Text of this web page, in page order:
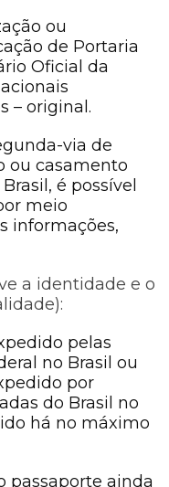
ou
de Portaria
Oficial da
– original.
via de
ou casamento
é possível
meio
informações,
a identidade e o
pelas
no Brasil ou
por
do Brasil no
há no máximo
passaporte ainda